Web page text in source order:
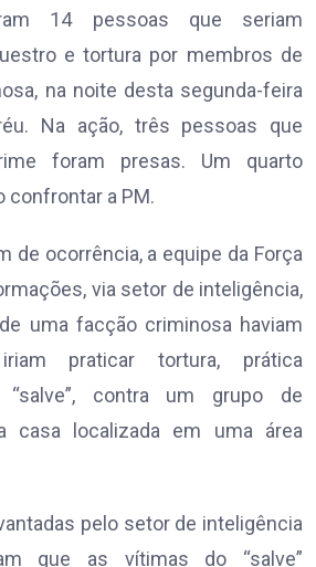
14 pessoas que seriam
e tortura por membros de
na noite desta segunda-feira
Na ação, três pessoas que
foram presas. Um quarto
confrontar a PM.
de ocorrência, a equipe da Força
via setor de inteligência,
uma facção criminosa haviam
praticar tortura, prática
“salve”, contra um grupo de
casa localizada em uma área
pelo setor de inteligência
que as vítimas do “salve”